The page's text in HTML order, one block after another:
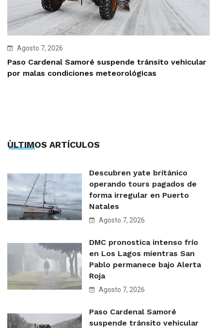
Agosto 7, 2026
Paso Cardenal Samoré suspende tránsito vehicular
por malas condiciones meteorológicas
ÙLTIMOS ARTÍCULOS
Descubren yate británico
operando tours pagados de
forma irregular en Puerto
Natales
Agosto 7, 2026
DMC pronostica intenso frío
en Los Lagos mientras San
Pablo permanece bajo Alerta
Roja
Agosto 7, 2026
Paso Cardenal Samoré
suspende tránsito vehicular